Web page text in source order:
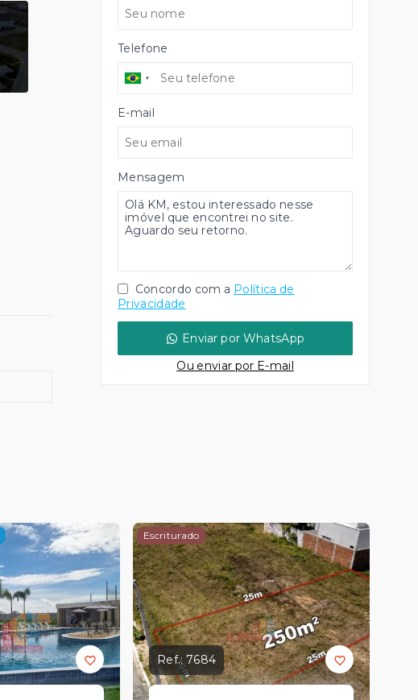
Telefone
E-mail
Mensagem
Concordo com a Política de
Privacidade
Enviar por WhatsApp
Ou enviar por E-mail
Escriturado
Ref.:7684